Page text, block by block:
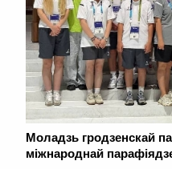
Моладзь гродзенскай
міжнароднай